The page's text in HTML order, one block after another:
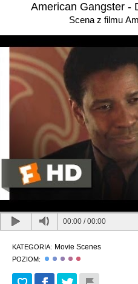
American Gangster -
Scena z filmu
00:00 /00:00
KATEGORIA: Movie Scenes
POZIOM: